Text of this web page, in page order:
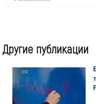
Другие публикации